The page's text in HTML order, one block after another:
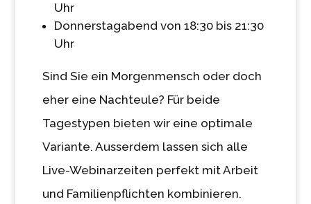
Uhr
Donnerstagabend von 18:30 bis 21:30
Uhr
Sind Sie ein Morgenmensch oder doch
eher eine Nachteule? Für beide
Tagestypen bieten wir eine optimale
Variante. Ausserdem lassen sich alle
Live-Webinarzeiten perfekt mit Arbeit
und Familienpflichten kombinieren.